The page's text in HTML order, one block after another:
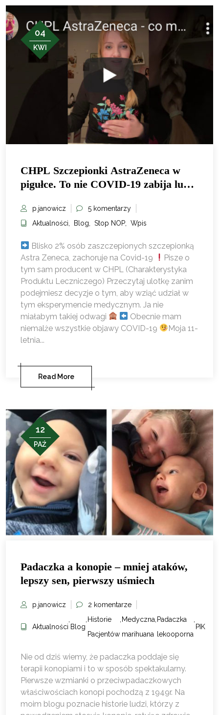
04
KWI
CHPL Szczepionki AstraZeneca w
pigułce. To nie COVID-19 zabija ludzi
p.janowicz
5 komentarzy
Aktualności
Blog Stop NOP Wpis
Blisko 2% osób zaszczepionych szczepionką
Astra Zeneca, zachoruje na Covid-19
Pisze o
tym sam producent w CHPL (Charakterystyka
Produktu Leczniczego) Przeczytaj ulotkę zanim
podejmiesz decyzje o tym, aby wziąć udział w
tym eksperymencie medycznym. Ja nie
miałabym takiej odwagi
Obecnie mam
niemalże wszystkie objawy COVID-19
Moja 11-
letnia...
Read More
12
PAŹ
Padaczka a konopie – mniej ataków,
lepszy sen, pierwszy uśmiech
p.janowicz 2 komentarze
Aktualności
,
Blog
, Historie
Pacjentów
, Medyczna
marihuana
, Padaczka
lekooporna
,
PIK
Nie od dziś wiemy, że padaczka poddaje się
terapii konopiami i to w sposób spektakularny.
Pierwsze wzmianki o przeciwpadaczkowych
właściwościach konopi pochodzą z 1949r. Na
moim blogu poznacie historie ludzi, którzy z